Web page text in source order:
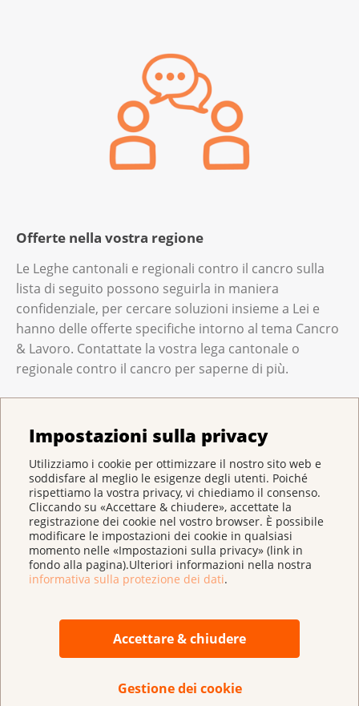
Impostazioni sulla privacy
Utilizziamo i cookie per ottimizzare il nostro sito web e
soddisfare al meglio le esigenze degli utenti. Poiché
rispettiamo la vostra privacy, vi chiediamo il consenso.
Cliccando su «Accettare & chiudere», accettate la
registrazione dei cookie nel vostro browser. È possibile
modificare le impostazioni dei cookie in qualsiasi
momento nelle «Impostazioni sulla privacy» (link in
fondo alla pagina).Ulteriori informazioni nella nostra
informativa sulla protezione dei dati.
Accettare & chiudere
Gestione dei cookie
Offerte nella vostra regione
Le Leghe cantonali e regionali contro il cancro sulla
lista di seguito possono seguirla in maniera
confidenziale, per cercare soluzioni insieme a Lei e
hanno delle offerte specifiche intorno al tema Cancro
& Lavoro. Contattate la vostra lega cantonale o
regionale contro il cancro per saperne di più.
Krebsliga Ostschweiz
Krebsliga Solothurn
Krebsliga Bern
Ligue vaudoise contre le cancer
Krebsliga Wallis
Krebsliga Freiburg
Krebsliga Zürich
La Lega contro il cancro offre